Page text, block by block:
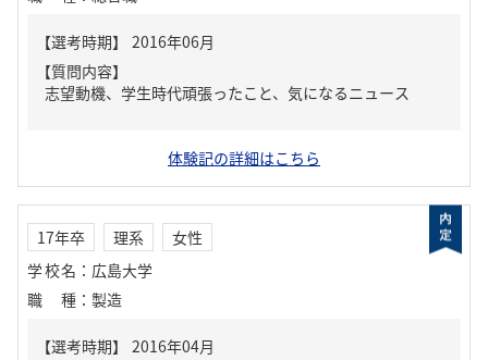
【質問内容】
志望動機、学生時代頑張ったこと、気になるニュース
体験記の詳細はこちら
17年卒 理系
女性
学校名 ： 広島大学
職種 ： 製造